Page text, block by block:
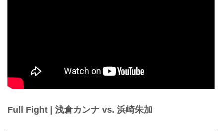
Full Fight | 浅倉カンナ vs. 浜崎朱加